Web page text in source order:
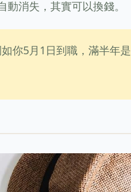
消失，其實可以換錢。
你5月1日到職，滿半年是